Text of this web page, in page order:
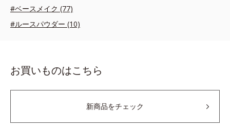
#ベースメイク (77)
#ルースパウダー (10)
お買いものはこちら
新商品をチェック